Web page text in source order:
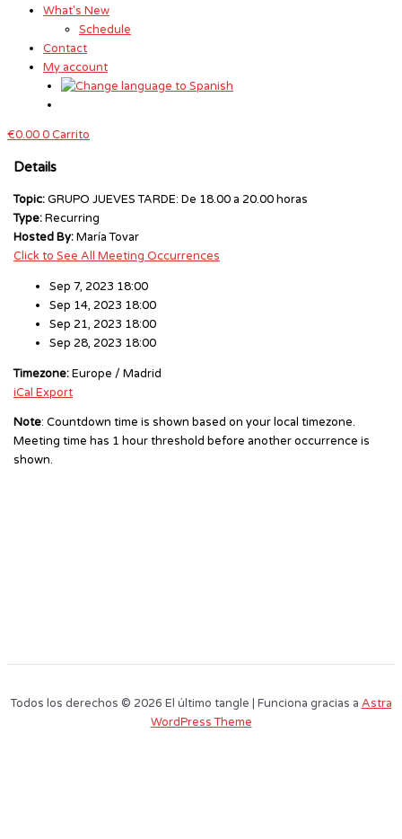
What's New
Schedule
Contact
My account
€0.000Carrito
Details
Topic:GRUPO JUEVES TARDE: De 18.00 a 20.00 horas
Type:Recurring
Hosted By:María Tovar
Click to See All Meeting Occurrences
Sep 7, 2023 18:00
Sep 14, 2023 18:00
Sep 21, 2023 18:00
Sep 28, 2023 18:00
Timezone:Europe / Madrid
iCal Export
Note: Countdown time is shown based on your local timezone.
Meeting time has 1 hour threshold before another occurrence is
shown.
Todos los derechos © 2026 El último tangle | Funciona gracias a Astra
WordPress Theme